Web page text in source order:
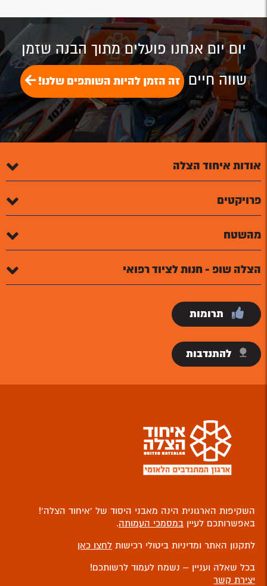
יום יום אנחנו פועלים מתוך הבנה שזמן
שווה חיים זה הזמן להיות השותפים שלנו!
אודות איחוד הצלה
פרויקטים
מהשטח
הצלה שופ - חנות לציוד רפואי
תרומות
להתנדבות
השקיפות הארגונית הינה מאבני היסוד של ‘איחוד הצלה’!
באפשרותכם לעיין במסמכי העמותה.
לתקנון האתר ומדיניות ביטולי רכישות לחצו כאן
בכל שאלה ועניין – נשמח לעמוד לרשותכם!
יצירת קשר